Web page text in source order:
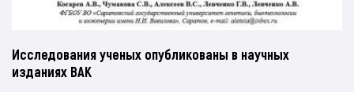
Исследования ученых опубликованы в научных
изданиях ВАК